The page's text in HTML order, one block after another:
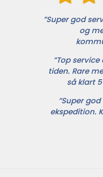
”Super god
og
”Top
tiden. Rare
så klart
”Super
ekspedition.